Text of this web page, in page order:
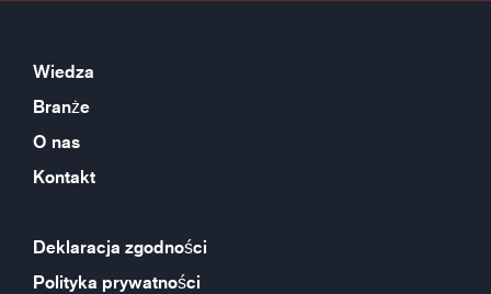
Wiedza
Branże
O nas
Kontakt
Deklaracja zgodności
Polityka prywatności